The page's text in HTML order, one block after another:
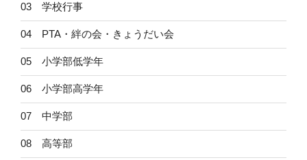
03 学校行事
04 PTA・絆の会・きょうだい会
05 小学部低学年
06 小学部高学年
07 中学部
08 高等部